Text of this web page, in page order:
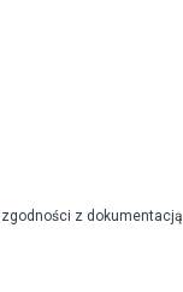
z dokumentacją